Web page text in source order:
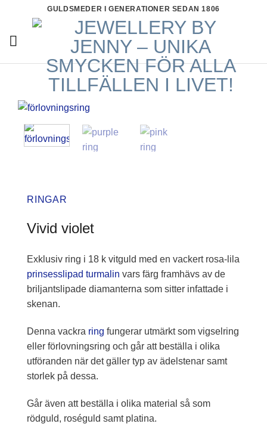
content
GULDSMEDER I GENERATIONER SEDAN 1806
RINGAR
Vivid violet
Exklusiv ring i 18 k vitguld med en vackert rosa-lila
prinsesslipad turmalin vars färg framhävs av de
briljantslipade diamanterna som sitter infattade i
skenan.
Denna vackra ring fungerar utmärkt som vigselring
eller förlovningsring och går att beställa i olika
utföranden när det gäller typ av ädelstenar samt
storlek på dessa.
Går även att beställa i olika material så som
rödguld, roséguld samt platina.